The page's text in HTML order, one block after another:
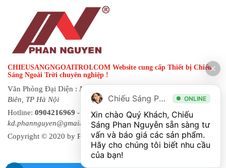
CHIEUSANGNGOAITROI.COM Website cung cấp Thiết bị Chiếu
Sáng Ngoài Trời chuyên nghiệp !
Văn Phòng Đại Diện : Ngõ 144 đường Hạ Trại, phường Long
Biên, TP Hà Nội
Hotline: 0904216969 - Fax:0243 873 8822| Email:
kd.phannguyen@gmail.com
Copyright © 2020 by Phan Nguyen. All rights reserved.
Chiếu Sáng Phan Nguyễn ONLINE
Xin chào Quý Khách, Chiếu
Sáng Phan Nguyễn sẵn sàng tư
vấn và báo giá các sản phẩm.
Hãy cho chúng tôi biết nhu cầu